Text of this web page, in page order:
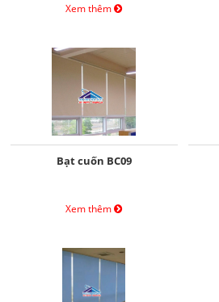
Xem thêm
Bạt cuốn BC09
Xem thêm